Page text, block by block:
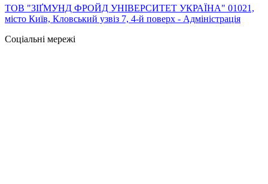
ТОВ "ЗІҐМУНД ФРОЙД УНІВЕРСИТЕТ УКРАЇНА" 01021,
місто Київ, Кловський узвіз 7, 4-й поверх - Адміністрація
Соціальні мережі